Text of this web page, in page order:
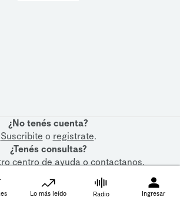
¿No tenés cuenta?
Suscribite o registrate.
¿Tenés consultas?
centro de ayudaocontactanos.
Lo más leído Radio Ingresar